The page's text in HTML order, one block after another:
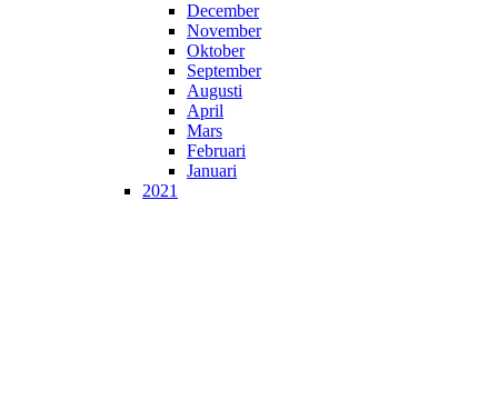
December
November
Oktober
September
Augusti
April
Mars
Februari
Januari
2021